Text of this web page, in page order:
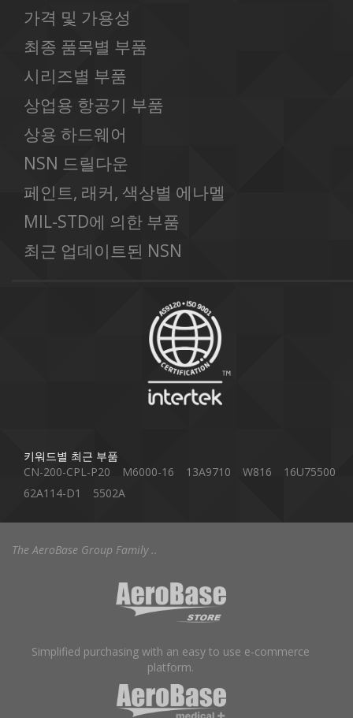
가격 및 가용성
최종 품목별 부품
시리즈별 부품
상업용 항공기 부품
상용 하드웨어
NSN 드릴다운
페인트, 래커, 색상별 에나멜
MIL-STD에 의한 부품
최근 업데이트된 NSN
키워드별 최근 부품
CN-200-CPL-P20
M6000-16 13A9710 W816
16U75500
62A114-D1
5502A
The AeroBase Group Family ..
Simplified purchasing with an easy to use e-commerce
platform.